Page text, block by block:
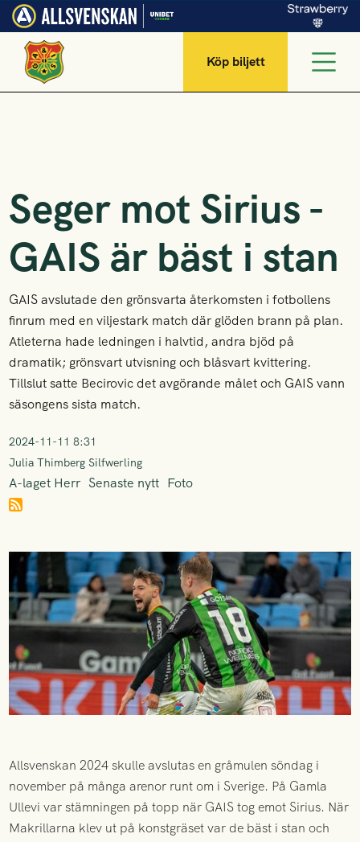
Köp biljett
Seger mot Sirius -
GAIS är bäst i stan
GAIS avslutade den grönsvarta återkomsten i fotbollens
finrum med en viljestark match där glöden brann på plan.
Atleterna hade ledningen i halvtid, andra bjöd på
dramatik; grönsvart utvisning och blåsvart kvittering.
Tillslut satte Becirovic det avgörande målet och GAIS vann
säsongens sista match.
2024-11-11 8:31
Julia Thimberg Silfwerling
A-laget Herr Senaste nytt Foto
Allsvenskan 2024 skulle avslutas en gråmulen söndag i
november på många arenor runt om i Sverige. På Gamla
Ullevi var stämningen på topp när GAIS tog emot Sirius. När
Makrillarna klev ut på konstgräset var de bäst i stan och